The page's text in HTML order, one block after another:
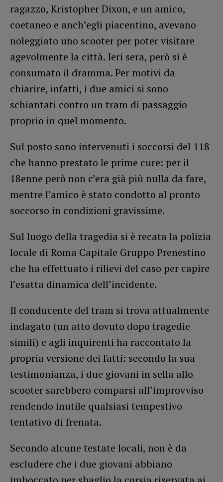
ragazzo, Kristopher Dixon, e un amico,
coetaneo e anch’egli piacentino, avevano
noleggiato uno scooter per poter visitare
agevolmente la città. Ieri sera, però si è
consumato il dramma. Per motivi da
chiarire, infatti, i due amici si sono
schiantati contro un tram di passaggio
proprio in quel momento.
Sul posto sono intervenuti i soccorsi del 118
che hanno prestato le prime cure: per il
18enne però non c’era già più nulla da fare,
mentre l’amico è stato condotto al pronto
soccorso in condizioni gravissime.
Sul luogo della tragedia si è recata la polizia
locale di Roma Capitale Gruppo Prenestino
che ha effettuato i rilievi del caso per capire
l’esatta dinamica dell’incidente.
Il conducente del tram si trova attualmente
indagato (un atto dovuto dopo tragedie
simili) e agli inquirenti ha raccontato la
propria versione dei fatti: secondo la sua
testimonianza, i due giovani in sella allo
scooter sarebbero comparsi all’improvviso
rendendo inutile qualsiasi tempestivo
tentativo di frenata.
Secondo alcune testate locali, non è da
escludere che i due giovani abbiano